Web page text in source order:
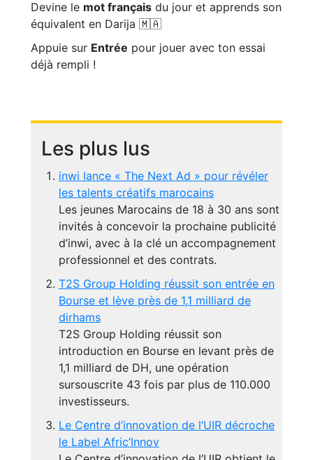
Devine le mot français du jour et apprends son
équivalent en Darija 🇲🇦
Appuie sur Entrée pour jouer avec ton essai
déjà rempli !
Les plus lus
inwi lance « The Next Ad » pour révéler
les talents créatifs marocains
Les jeunes Marocains de 18 à 30 ans sont
invités à concevoir la prochaine publicité
d’inwi, avec à la clé un accompagnement
professionnel et des contrats.
T2S Group Holding réussit son entrée en
Bourse et lève près de 1,1 milliard de
dirhams
T2S Group Holding réussit son
introduction en Bourse en levant près de
1,1 milliard de DH, une opération
sursouscrite 43 fois par plus de 110.000
investisseurs.
Le Centre d’innovation de l’UIR décroche
le Label Afric’Innov